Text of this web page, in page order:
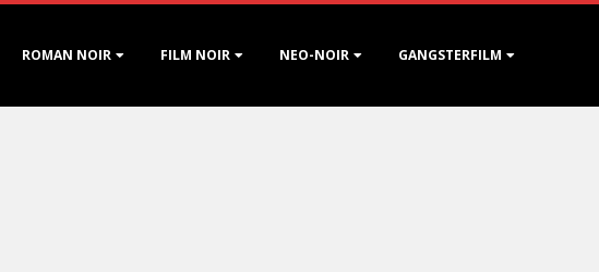
ROMAN NOIR FILM NOIR NEO-NOIR GANGSTERFILM